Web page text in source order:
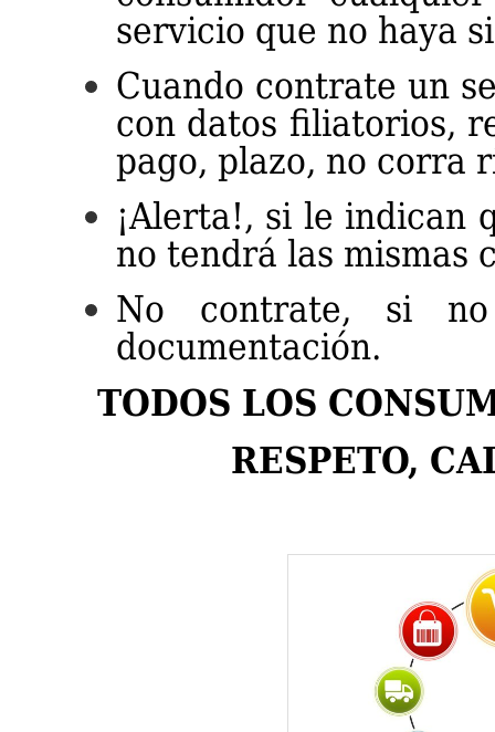
servicio que no haya
Cuando contrate un
con datos filiatorios,
pago, plazo, no corra
¡Alerta!, si le indican
no tendrá las mismas
No contrate, si
documentación.
TODOS LOS
RESPETO,